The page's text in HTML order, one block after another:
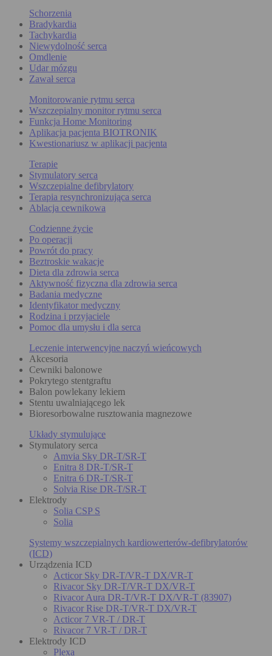
Schorzenia
Bradykardia
Tachykardia
Niewydolność serca
Omdlenie
Udar mózgu
Zawał serca
Monitorowanie rytmu serca
Wszczepialny monitor rytmu serca
Funkcja Home Monitoring
Aplikacja pacjenta BIOTRONIK
Kwestionariusz w aplikacji pacjenta
Terapie
Stymulatory serca
Wszczepialne defibrylatory
Terapia resynchronizująca serca
Ablacja cewnikowa
Codzienne życie
Po operacji
Powrót do pracy
Beztroskie wakacje
Dieta dla zdrowia serca
Aktywność fizyczna dla zdrowia serca
Badania medyczne
Identyfikator medyczny
Rodzina i przyjaciele
Pomoc dla umysłu i dla serca
Leczenie interwencyjne naczyń wieńcowych
Akcesoria
Cewniki balonowe
Pokrytego stentgraftu
Balon powlekany lekiem
Stentu uwalniającego lek
Bioresorbowalne rusztowania magnezowe
Układy stymulujące
Stymulatory serca
Amvia Sky DR-T/SR-T
Enitra 8 DR-T/SR-T
Enitra 6 DR-T/SR-T
Solvia Rise DR-T/SR-T
Elektrody
Solia CSP S
Solia
Systemy wszczepialnych kardiowerterów-defibrylatorów
(ICD)
Urządzenia ICD
Acticor Sky DR-T/VR-T DX/VR-T
Rivacor Sky DR-T/VR-T DX/VR-T
Rivacor Aura DR-T/VR-T DX/VR-T (83907)
Rivacor Rise DR-T/VR-T DX/VR-T
Acticor 7 VR-T / DR-T
Rivacor 7 VR-T / DR-T
Elektrody ICD
Plexa